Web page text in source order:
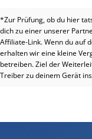
*Zur Prüfung, ob du hier
dich zu einer unserer
Affiliate-Link. Wenn du auf
erhalten wir eine kleine
betreiben. Ziel der
Treiber zu deinem Gerät